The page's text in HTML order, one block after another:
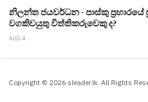
නිලන්ත ජයවර්ධන - පාස්කු ප්‍රහාරයේ
වගකිවයුතු විත්තිකරුවෙකු ද?
AUG 4
Copyright © 2026 sleader.lk. All Rights